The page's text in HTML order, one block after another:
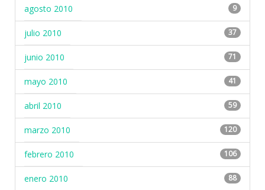
agosto 2010 9
julio 2010 37
junio 2010 71
mayo 2010 41
abril 2010 59
marzo 2010 120
febrero 2010 106
enero 2010 88